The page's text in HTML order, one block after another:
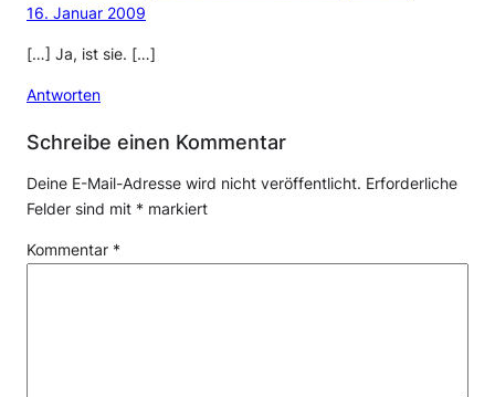
16. Januar 2009
[…] Ja, ist sie. […]
Antworten
Schreibe einen Kommentar
Deine E-Mail-Adresse wird nicht veröffentlicht. Erforderliche
Felder sind mit * markiert
Kommentar *